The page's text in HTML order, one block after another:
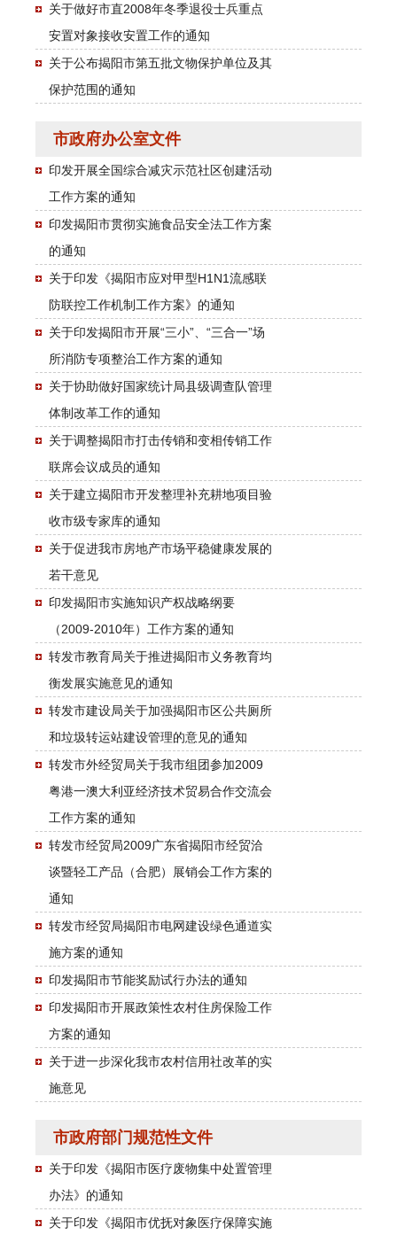
关于做好市直2008年冬季退役士兵重点
安置对象接收安置工作的通知
关于公布揭阳市第五批文物保护单位及其
保护范围的通知
市政府办公室文件
印发开展全国综合减灾示范社区创建活动
工作方案的通知
印发揭阳市贯彻实施食品安全法工作方案
的通知
关于印发《揭阳市应对甲型H1N1流感联
防联控工作机制工作方案》的通知
关于印发揭阳市开展“三小”、“三合一”场
所消防专项整治工作方案的通知
关于协助做好国家统计局县级调查队管理
体制改革工作的通知
关于调整揭阳市打击传销和变相传销工作
联席会议成员的通知
关于建立揭阳市开发整理补充耕地项目验
收市级专家库的通知
关于促进我市房地产市场平稳健康发展的
若干意见
印发揭阳市实施知识产权战略纲要
（2009-2010年）工作方案的通知
转发市教育局关于推进揭阳市义务教育均
衡发展实施意见的通知
转发市建设局关于加强揭阳市区公共厕所
和垃圾转运站建设管理的意见的通知
转发市外经贸局关于我市组团参加2009
粤港一澳大利亚经济技术贸易合作交流会
工作方案的通知
转发市经贸局2009广东省揭阳市经贸洽
谈暨轻工产品（合肥）展销会工作方案的
通知
转发市经贸局揭阳市电网建设绿色通道实
施方案的通知
印发揭阳市节能奖励试行办法的通知
印发揭阳市开展政策性农村住房保险工作
方案的通知
关于进一步深化我市农村信用社改革的实
施意见
市政府部门规范性文件
关于印发《揭阳市医疗废物集中处置管理
办法》的通知
关于印发《揭阳市优抚对象医疗保障实施